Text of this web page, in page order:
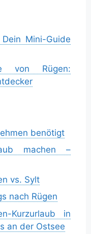
Mini-Guide
von Rügen:
benötigt
machen –
vs. Sylt
nach Rügen
Kurzurlaub in
an der Ostsee